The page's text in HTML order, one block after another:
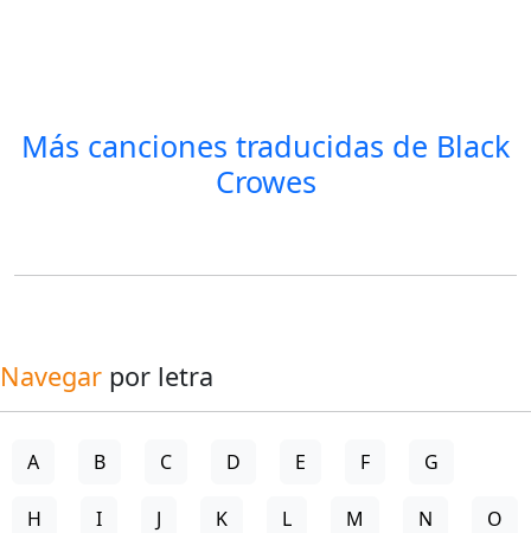
Más canciones traducidas de Black
Crowes
Navegar por letra
A B C D E F G
H I J K L M N O